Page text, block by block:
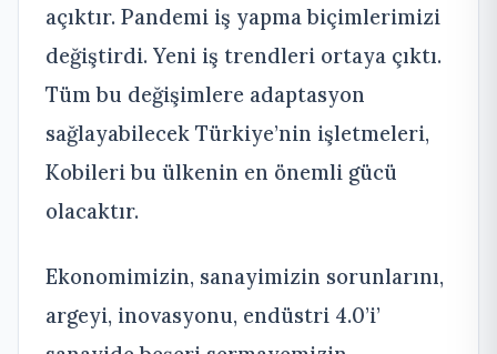
açıktır. Pandemi iş yapma biçimlerimizi
değiştirdi. Yeni iş trendleri ortaya çıktı.
Tüm bu değişimlere adaptasyon
sağlayabilecek Türkiye’nin işletmeleri,
Kobileri bu ülkenin en önemli gücü
olacaktır.
Ekonomimizin, sanayimizin sorunlarını,
argeyi, inovasyonu, endüstri 4.0’i’